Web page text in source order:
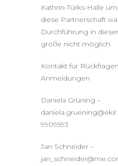
Kathrin-Türks-Halle
diese Partnerschaft
Durchführung in
größe nicht möglich.
Kontakt für
Anmeldungen
Daniela Grüning –
9909593
Jan Schneider –